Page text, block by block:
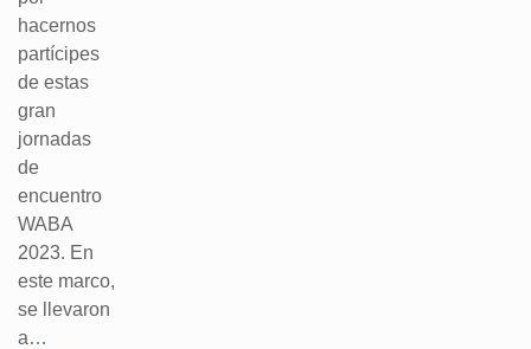
hacernos
partícipes
de estas
gran
jornadas
de
encuentro
WABA
2023. En
este marco,
se llevaron
a…